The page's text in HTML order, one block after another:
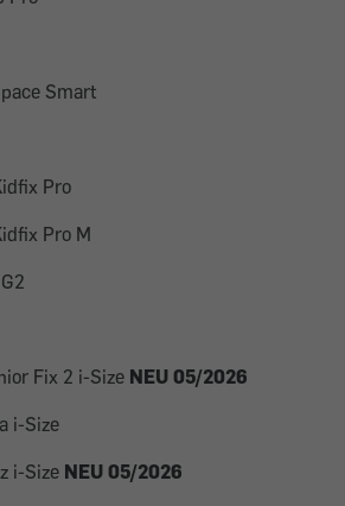
Smart
Pro
Pro M
Fix 2 i-Size NEU 05/2026
i-Size
i-Size NEU 05/2026